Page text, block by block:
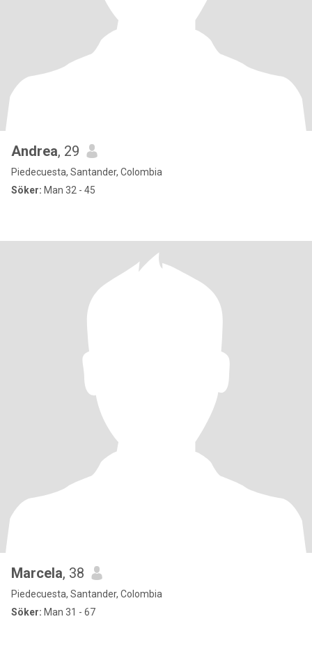
Andrea, 29
Piedecuesta, Santander, Colombia
Söker: Man 32 - 45
Marcela, 38
Piedecuesta, Santander, Colombia
Söker: Man 31 - 67